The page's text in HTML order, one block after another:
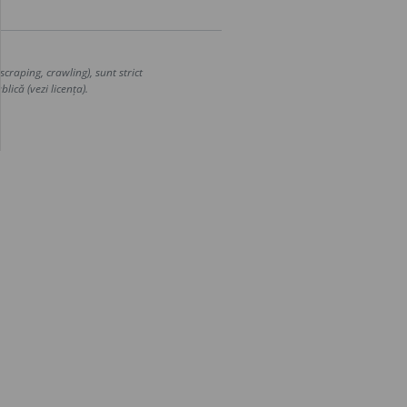
crawling), sunt strict
(vezi licența).